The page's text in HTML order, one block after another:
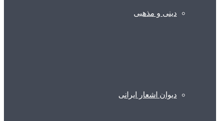
دینی و مذهبی
دیوان اشعار ایرانی